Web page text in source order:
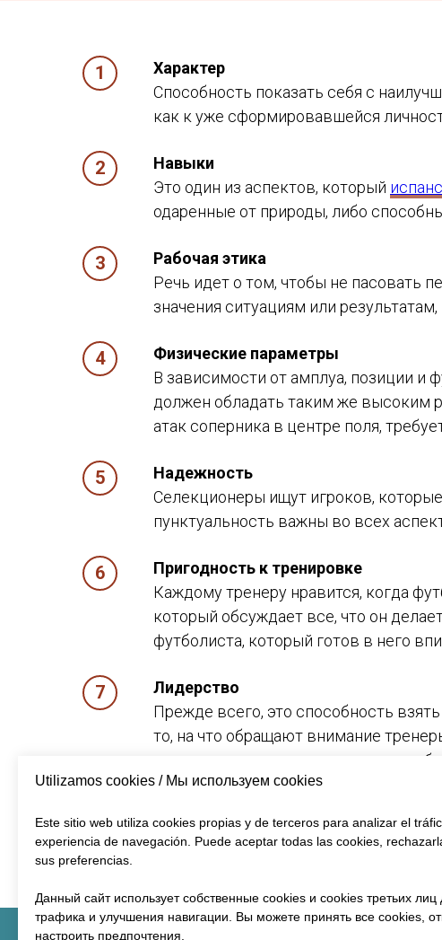
Характер
Способность показать себя с
как к уже сформировавшейся
Навыки
Это один из аспектов, который
одаренные от природы, либо
Рабочая этика
Речь идет о том, чтобы не пасовать
значения ситуациям или
Физические параметры
В зависимости от амплуа, позиции и
должен обладать таким же высоким
атак соперника в центре поля,
Надежность
Селекционеры ищут игроков,
пунктуальность важны во всех
Пригодность к тренировке
Каждому тренеру нравится, когда
который обсуждает все, что он
футболиста, который готов в него
Лидерство
Прежде всего, это способность
то, на что обращают внимание
лидером коллектива, но от него
Данное качество является не менее
интерес к тому, что он делает на
Utilizamos cookies / Мы используем cookies
Este sitio web utiliza cookies propias y de terceros para analizar el
experiencia de navegación. Puede aceptar todas las cookies,
sus preferencias.
Данный сайт использует собственные cookies и cookies третьих лиц
трафика и улучшения навигации. Вы можете принять все cookies,
настроить предпочтения.